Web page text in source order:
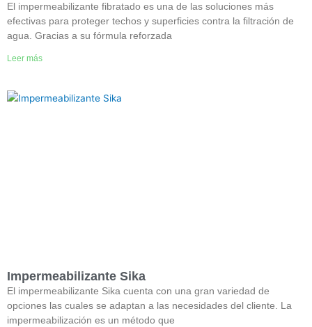
El impermeabilizante fibratado es una de las soluciones más
efectivas para proteger techos y superficies contra la filtración de
agua. Gracias a su fórmula reforzada
Leer más
Impermeabilizante Sika
El impermeabilizante Sika cuenta con una gran variedad de
opciones las cuales se adaptan a las necesidades del cliente. La
impermeabilización es un método que